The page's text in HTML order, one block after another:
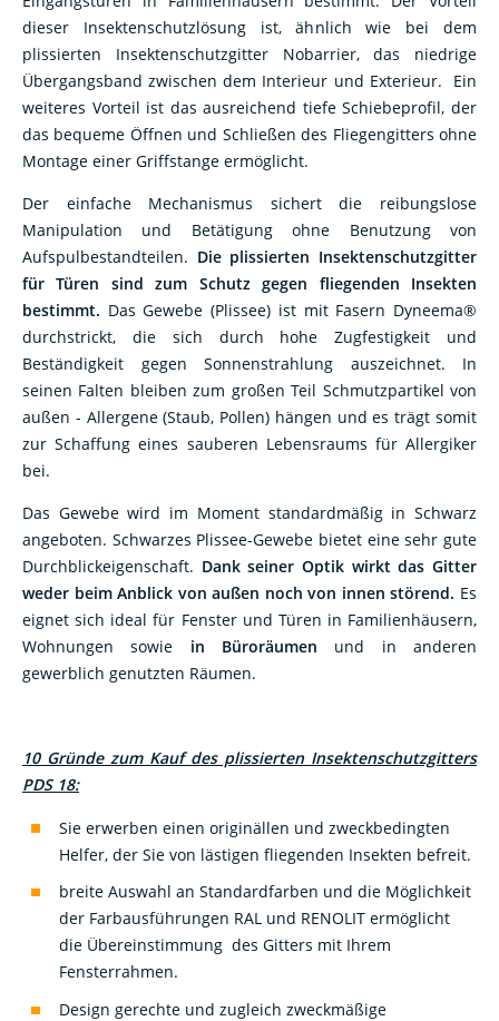
dieser Insektenschutzlösung ist, ähnlich wie bei dem
plissierten Insektenschutzgitter Nobarrier, das niedrige
Übergangsband zwischen dem Interieur und Exterieur. Ein
weiteres Vorteil ist das ausreichend tiefe Schiebeprofil, der
das bequeme Öffnen und Schließen des Fliegengitters ohne
Montage einer Griffstange ermöglicht.
Manipulation und Betätigung ohne Benutzung von
Aufspulbestandteilen.Die plissiertenInsektenschutzgitter
für Türen sind zum Schutz gegen fliegenden Insekten
bestimmt.
Das Gewebe (Plissee) ist mit Fasern Dyneema®
durchstrickt, die sich durch hohe Zugfestigkeit und
Beständigkeit gegen Sonnenstrahlung auszeichnet. In
seinen Falten bleiben zum großen Teil Schmutzpartikel von
außen - Allergene (Staub, Pollen) hängen und es trägt somit
zur Schaffung eines sauberen Lebensraums für Allergiker
bei.
angeboten. Schwarzes Plissee-Gewebe bietet eine sehr gute
Durchblickeigenschaft. Dank seiner Optik wirkt das Gitter
weder beim Anblick von außen noch von innen störend.Es
eignet sich ideal für Fenster und Türen in Familienhäusern,
Wohnungen sowie in Büroräumenund in anderen
gewerblich genutzten Räumen.
PDS 18:
Helfer, der Sie von lästigen fliegenden Insekten befreit.
der Farbausführungen RAL und RENOLIT ermöglicht
die Übereinstimmung des Gitters mit Ihrem
Fensterrahmen.